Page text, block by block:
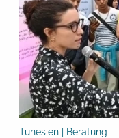
Tunesien | Beratung